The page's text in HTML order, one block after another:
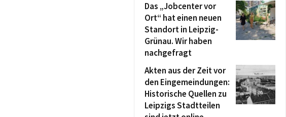
Das „Jobcenter vor
Ort“ hat einen neuen
Standort in Leipzig-
Grünau. Wir haben
nachgefragt
Akten aus der Zeit vor
den Eingemeindungen:
Historische Quellen zu
Leipzigs Stadtteilen